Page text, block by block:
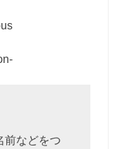
前などをつ